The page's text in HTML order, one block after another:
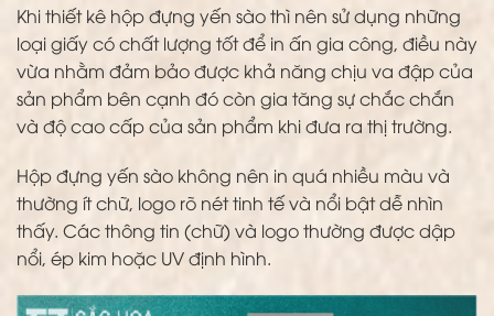
Khi thiết kê hộp đựng yến sào thì nên sử dụng những
loại giấy có chất lượng tốt để in ấn gia công, điều này
vừa nhằm đảm bảo được khả năng chịu va đập của
sản phẩm bên cạnh đó còn gia tăng sự chắc chắn
và độ cao cấp của sản phẩm khi đưa ra thị trường.
Hộp đựng yến sào không nên in quá nhiều màu và
thường ít chữ, logo rõ nét tinh tế và nổi bật dễ nhìn
thấy. Các thông tin (chữ) và logo thường được dập
nổi, ép kim hoặc UV định hình.